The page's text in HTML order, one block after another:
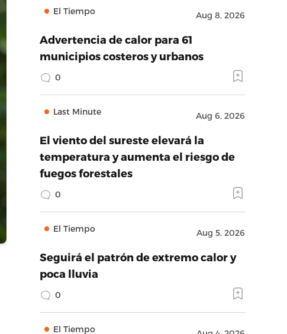
El Tiempo Aug 8, 2026
Advertencia de calor para 61
municipios costeros y urbanos
0
Last Minute Aug 6, 2026
El viento del sureste elevará la
temperatura y aumenta el riesgo de
fuegos forestales
0
El Tiempo Aug 5, 2026
Seguirá el patrón de extremo calor y
poca lluvia
0
El Tiempo